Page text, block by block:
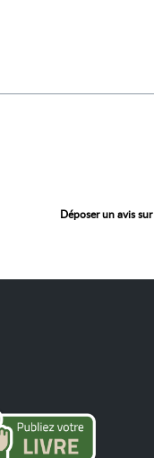
Déposer un avis sur